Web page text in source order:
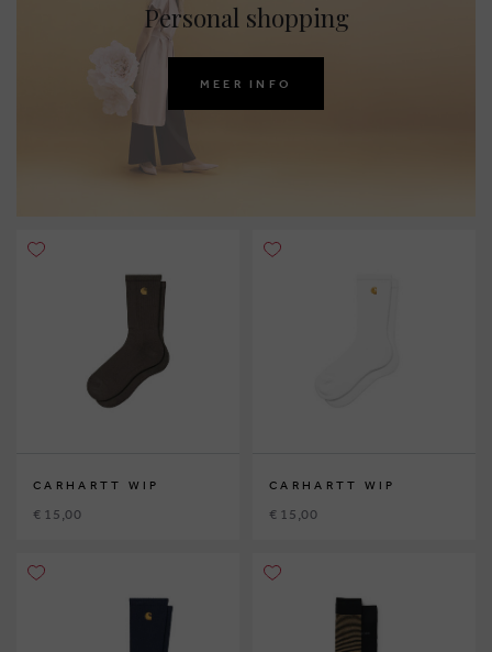
Personal shopping
MEER INFO
CARHARTT WIP
€ 15,00
CARHARTT WIP
€ 15,00